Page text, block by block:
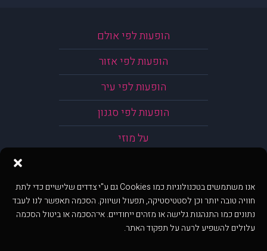
אנו משתמשים בטכנולוגיות כמו Cookies גם ע"י צדדים שלישיים כדי לתת
חוויה טובה יותר וכן לסטטיסטיקה, תפעול ושיווק. הסכמה תאפשר לנו לעבד
נתונים כמו התנהגות גלישה או מזהים ייחודיים. אי־הסכמה או ביטול הסכמה
עלולים להשפיע לרעה על תפקוד האתר.
הופעות לפי אולם
הופעות לפי אזור
הופעות לפי עיר
הופעות לפי סגנון
על מוזי